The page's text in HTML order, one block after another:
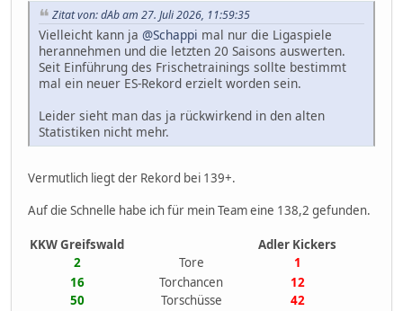
Zitat von: dAb am 27. Juli 2026, 11:59:35
Vielleicht kann ja @Schappi mal nur die Ligaspiele
herannehmen und die letzten 20 Saisons auswerten.
Seit Einführung des Frischetrainings sollte bestimmt
mal ein neuer ES-Rekord erzielt worden sein.
Leider sieht man das ja rückwirkend in den alten
Statistiken nicht mehr.
Vermutlich liegt der Rekord bei 139+.
Auf die Schnelle habe ich für mein Team eine 138,2 gefunden.
KKW Greifswald
Adler Kickers
2
Tore
1
16
Torchancen
12
50
Torschüsse
42